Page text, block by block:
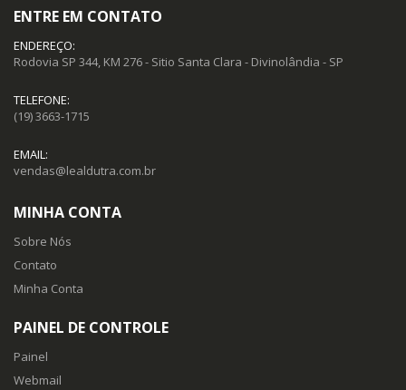
ENTRE EM CONTATO
ENDEREÇO:
Rodovia SP 344, KM 276 - Sitio Santa Clara - Divinolândia - SP
TELEFONE:
(19) 3663-1715
EMAIL:
vendas@lealdutra.com.br
MINHA CONTA
Sobre Nós
Contato
Minha Conta
PAINEL DE CONTROLE
Painel
Webmail